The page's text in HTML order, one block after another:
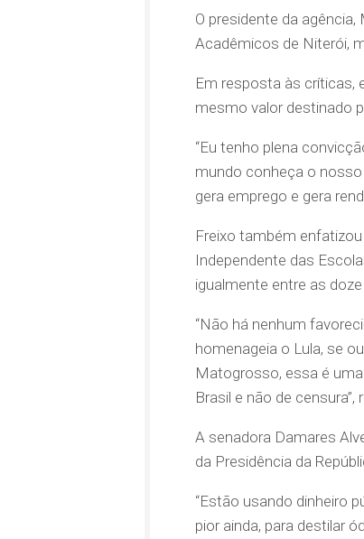
O presidente da
Acadêmicos de Niterói,
Em resposta às críticas,
mesmo valor destinado
“Eu tenho plena
mundo conheça o
gera emprego e gera
Freixo também
Independente das
igualmente entre as
“Não há nenhum
homenageia o Lula, se
Matogrosso, essa é
Brasil e não de censura”,
A senadora Damares
da Presidência da
“Estão usando dinheiro
pior ainda, para destilar